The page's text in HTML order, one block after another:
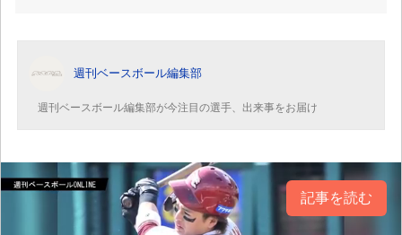
週刊ベースボール編集部
週刊ベースボール編集部が今注目の選手、出来事をお届け
記事を読む